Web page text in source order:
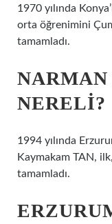
1970 yılında
orta öğrenimini
tamamladı.
NERELI?
1994 yılında
Kaymakam TAN,
tamamladı.